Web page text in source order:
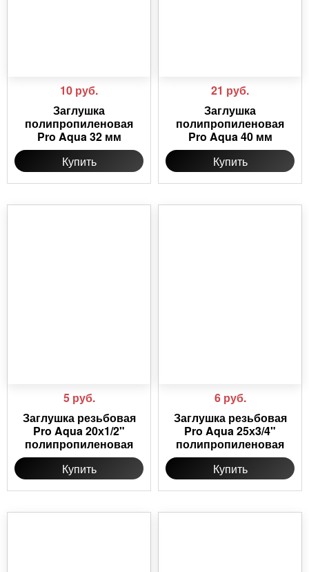
10 руб.
Заглушка
полипропиленовая
Pro Aqua 32 мм
Купить
21 руб.
Заглушка
полипропиленовая
Pro Aqua 40 мм
Купить
5 руб.
Заглушка резьбовая
Pro Aqua 20х1/2"
полипропиленовая
Купить
6 руб.
Заглушка резьбовая
Pro Aqua 25х3/4"
полипропиленовая
Купить